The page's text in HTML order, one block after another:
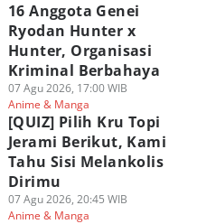
16 Anggota Genei
Ryodan Hunter x
Hunter, Organisasi
Kriminal Berbahaya
07 Agu 2026, 17:00 WIB
Anime & Manga
[QUIZ] Pilih Kru Topi
Jerami Berikut, Kami
Tahu Sisi Melankolis
Dirimu
07 Agu 2026, 20:45 WIB
Anime & Manga